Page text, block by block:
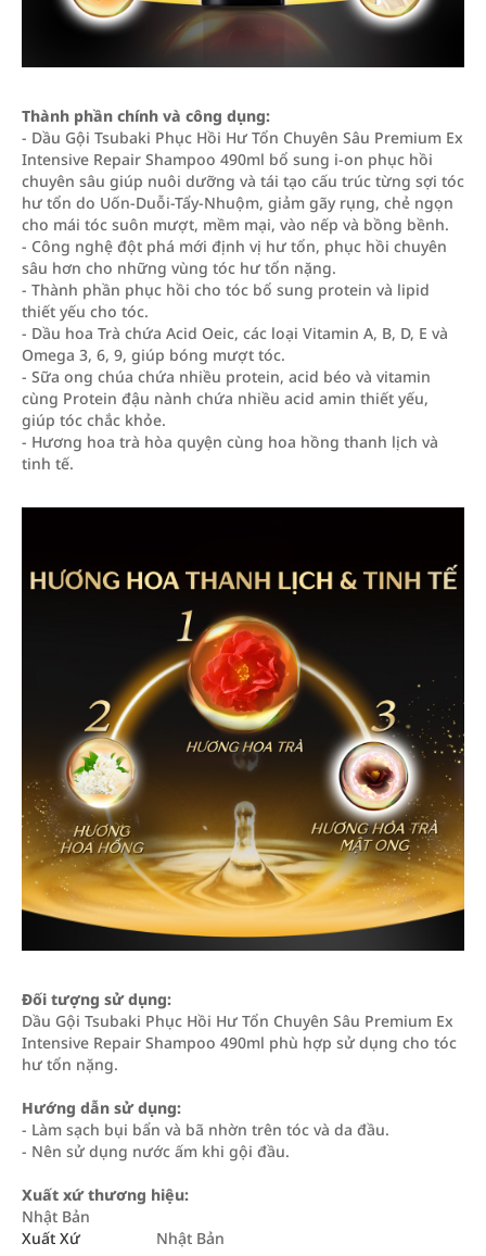
Thành phần chính và công dụng:
- Dầu Gội Tsubaki Phục Hồi Hư Tổn Chuyên Sâu Premium Ex
Intensive Repair Shampoo 490ml bổ sung i-on phục hồi
chuyên sâu giúp nuôi dưỡng và tái tạo cấu trúc từng sợi tóc
hư tổn do Uốn-Duỗi-Tẩy-Nhuộm, giảm gãy rụng, chẻ ngọn
cho mái tóc suôn mượt, mềm mại, vào nếp và bồng bềnh.
- Công nghệ đột phá mới định vị hư tổn, phục hồi chuyên
sâu hơn cho những vùng tóc hư tổn nặng.
- Thành phần phục hồi cho tóc bổ sung protein và lipid
thiết yếu cho tóc.
- Dầu hoa Trà chứa Acid Oeic, các loại Vitamin A, B, D, E và
Omega 3, 6, 9, giúp bóng mượt tóc.
- Sữa ong chúa chứa nhiều protein, acid béo và vitamin
cùng Protein đậu nành chứa nhiều acid amin thiết yếu,
giúp tóc chắc khỏe.
- Hương hoa trà hòa quyện cùng hoa hồng thanh lịch và
tinh tế.
Đối tượng sử dụng:
Dầu Gội Tsubaki Phục Hồi Hư Tổn Chuyên Sâu Premium Ex
Intensive Repair Shampoo 490ml phù hợp sử dụng cho tóc
hư tổn nặng.
Hướng dẫn sử dụng:
- Làm sạch bụi bẩn và bã nhờn trên tóc và da đầu.
- Nên sử dụng nước ấm khi gội đầu.
Xuất xứ thương hiệu:
Nhật Bản
Xuất Xứ
Nhật Bản